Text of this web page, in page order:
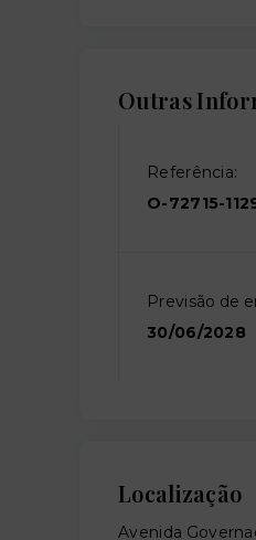
Outras
Referência:
O-72715-
Previsão de
30/06/2028
Localização
Avenida